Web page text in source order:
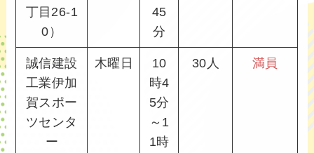
丁目26-1
0）
45
分
誠信建設
工業伊加
賀スポー
ツセンタ
ー
木曜日
10
時4
5分
～1
1時
30人 満員